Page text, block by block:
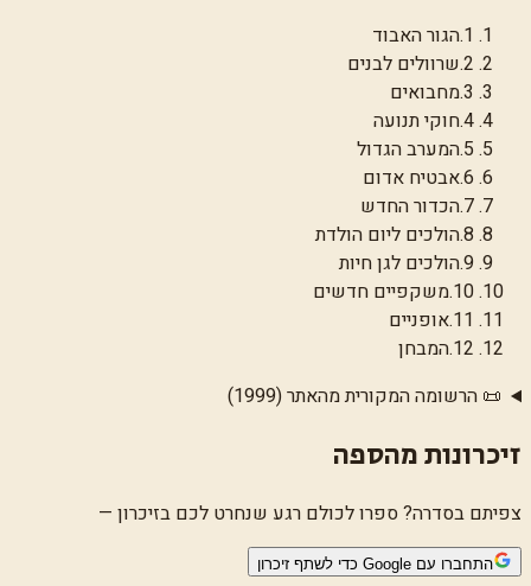
1
.הגור האבוד
2
.שרוולים לבנים
3
.מחבואים
4
.חוקי תנועה
5
.המערב הגדול
6
.אבטיח אדום
7
.הכדור החדש
8
.הולכים ליום הולדת
9
.הולכים לגן חיות
10
.משקפיים חדשים
11
.אופניים
12
.המבחן
📜 הרשומה המקורית מהאתר (1999)
זיכרונות מהספה
צפיתם בסדרה? ספרו לכולם רגע שנחרט לכם בזיכרון —
התחברו עם Google כדי לשתף זיכרון